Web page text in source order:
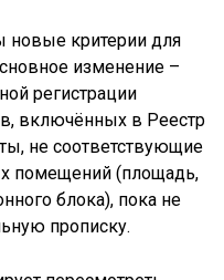
новые критерии для
изменение –
регистрации
включённых в Реестр
не соответствующие
помещений (площадь,
блока), пока не
прописку.